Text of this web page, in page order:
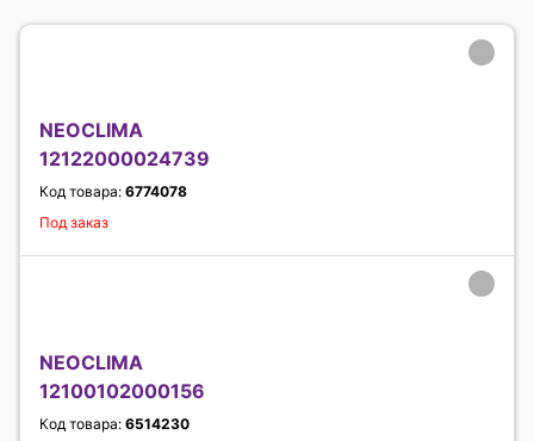
NEOCLIMA
12122000024739
Код товара: 6774078
Под заказ
NEOCLIMA
12100102000156
Код товара: 6514230